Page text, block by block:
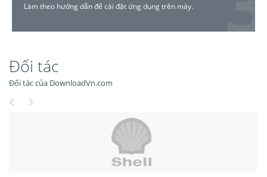
Làm theo hướng dẫn để cài đặt ứng dụng trên máy.
Đối tác
Đối tác của DownloadVn.com